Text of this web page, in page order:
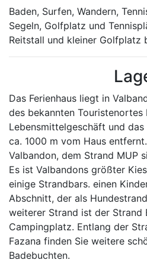
Baden, Surfen, Wandern,
Segeln, Golfplatz und
Reitstall und kleiner Golfplatz
Das Ferienhaus liegt in
des bekannten Touristenortes
Lebensmittelgeschäft und
ca. 1000 m vom Haus
Valbandon, dem Strand MUP
Es ist Valbandons größter
einige Strandbars. einen
Abschnitt, der als
weiterer Strand ist der Strand
Campingplatz. Entlang der
Fazana finden Sie weitere
Badebuchten.